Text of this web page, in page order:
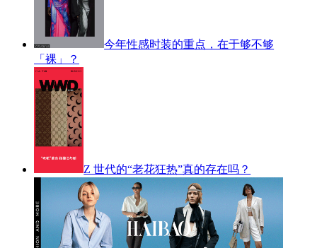
今年性感时装的重点，在于够不够
「裸」？
Z 世代的“老花狂热”真的存在吗？